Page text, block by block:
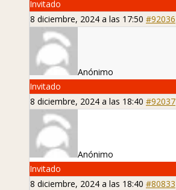
Invitado
8 diciembre, 2024 a las 17:50 #92036
Anónimo
Invitado
8 diciembre, 2024 a las 18:40 #92037
Anónimo
Invitado
8 diciembre, 2024 a las 18:40 #80833